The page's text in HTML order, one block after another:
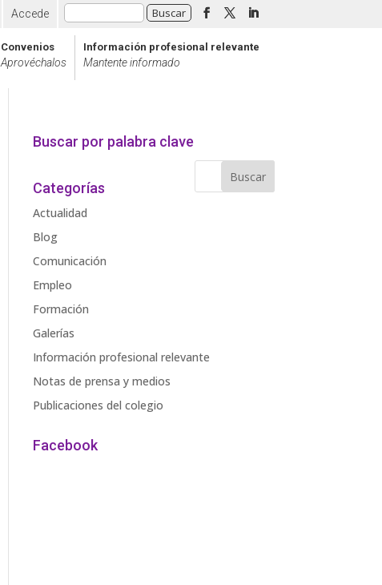
Accede
Convenios
Aprovéchalos
Información profesional relevante
Mantente informado
Buscar por palabra clave
Categorías
Actualidad
Blog
Comunicación
Empleo
Formación
Galerías
Información profesional relevante
Notas de prensa y medios
Publicaciones del colegio
Facebook